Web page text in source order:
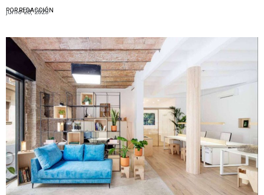
POR REDACCIÓN
junio 28, 2023